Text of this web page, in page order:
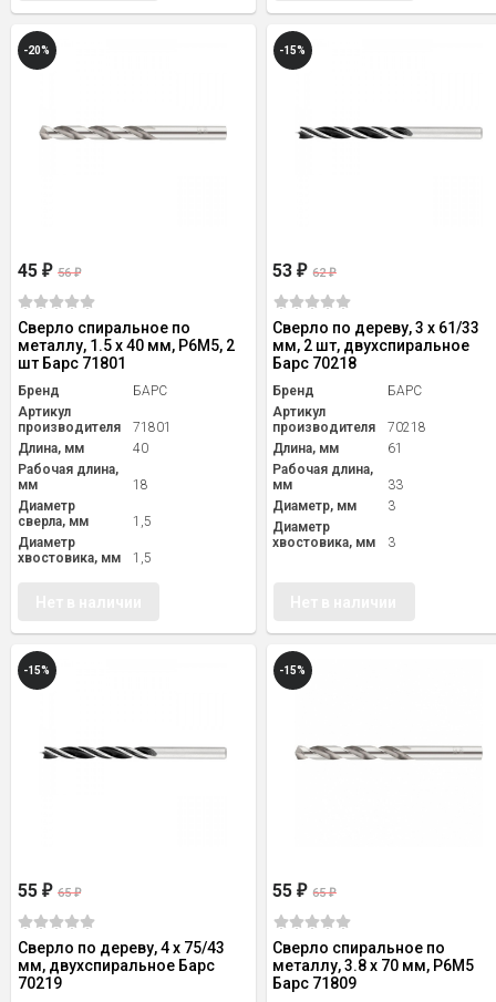
-20%
45 ₽ 56₽
Сверло спиральное по
металлу, 1.5 x 40 мм, Р6М5, 2
шт Барс 71801
Бренд
БАРС
Артикул
производителя
71801
Длина, мм
40
Рабочая длина,
мм
18
Диаметр
сверла, мм
1,5
Диаметр
хвостовика, мм
1,5
-15%
53₽ 62₽
Сверло по дереву, 3 х 61/33
мм, 2 шт, двухспиральное
Барс 70218
Бренд
БАРС
Артикул
производителя
70218
Длина, мм
61
Рабочая длина,
мм
33
Диаметр, мм
3
Диаметр
хвостовика, мм
3
-15%
55 ₽ 65₽
Сверло по дереву, 4 х 75/43
мм, двухспиральное Барс
70219
-15%
55₽ 65₽
Сверло спиральное по
металлу, 3.8 x 70 мм, Р6М5
Барс 71809